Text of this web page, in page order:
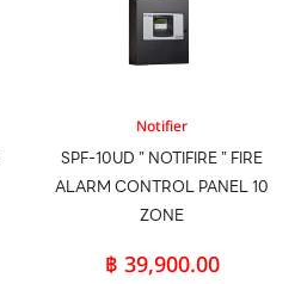
Notifier
SPF-10UD ” NOTIFIRE ” FIRE
ALARM CONTROL PANEL 10
ZONE
฿ 39,900.00